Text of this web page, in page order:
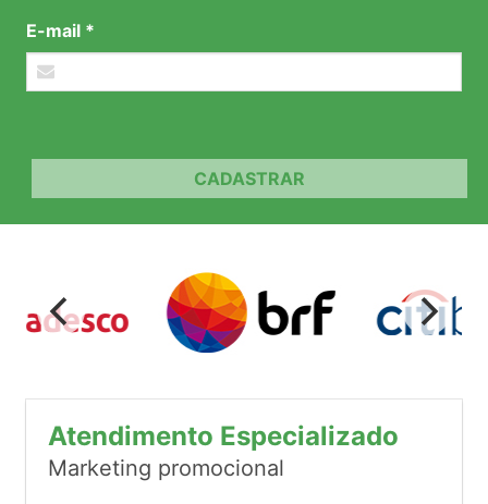
E-mail *
CADASTRAR
Atendimento Especializado
Marketing promocional